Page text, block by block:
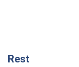
Rest